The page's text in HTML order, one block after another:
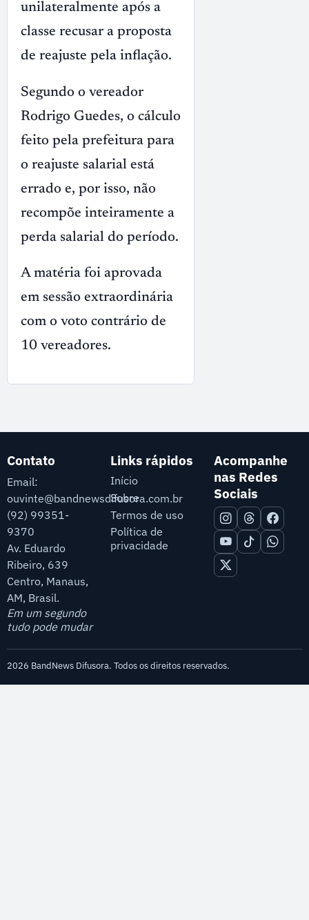
unilateralmente após a
classe recusar a proposta
de reajuste pela inflação.
Segundo o vereador
Rodrigo Guedes, o cálculo
feito pela prefeitura para
o reajuste salarial está
errado e, por isso, não
recompõe inteiramente a
perda salarial do período.
A matéria foi aprovada
em sessão extraordinária
com o voto contrário de
10 vereadores.
Contato
Email:
ouvinte@bandnewsdifusora.com.br
(92) 99351-
9370
Av. Eduardo
Ribeiro, 639
Centro, Manaus,
AM, Brasil.
Em um segundo
tudo pode mudar
Links rápidos
Início
Sobre
Termos de uso
Política de
privacidade
Acompanhe
nas Redes
Sociais
2026 BandNews Difusora. Todos os direitos reservados.